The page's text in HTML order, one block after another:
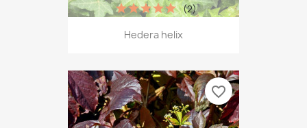
Hedera helix
(2)
favorite_border